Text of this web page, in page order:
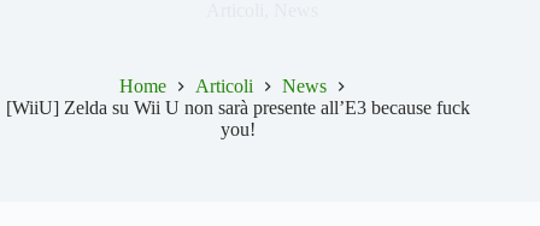
Home Articoli
News
[WiiU] Zelda su Wii U non sarà presente all’E3 because fuck
you!